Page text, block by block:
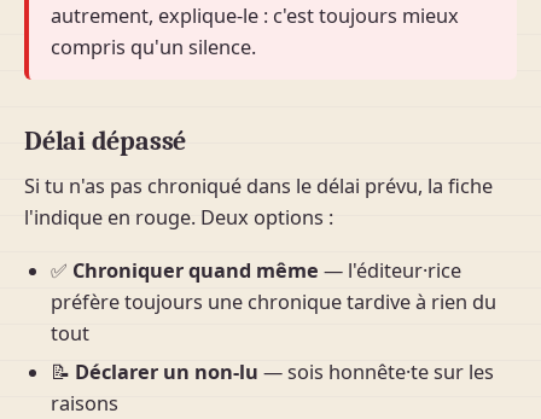
autrement, explique-le : c'est toujours mieux
compris qu'un silence.
Délai dépassé
Si tu n'as pas chroniqué dans le délai prévu, la fiche
l'indique en rouge. Deux options :
✅ Chroniquer quand même — l'éditeur·rice
préfère toujours une chronique tardive à rien du
tout
📝 Déclarer un non-lu — sois honnête·te sur les
raisons